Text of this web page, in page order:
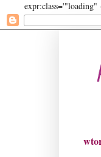
expr:class='"loading"